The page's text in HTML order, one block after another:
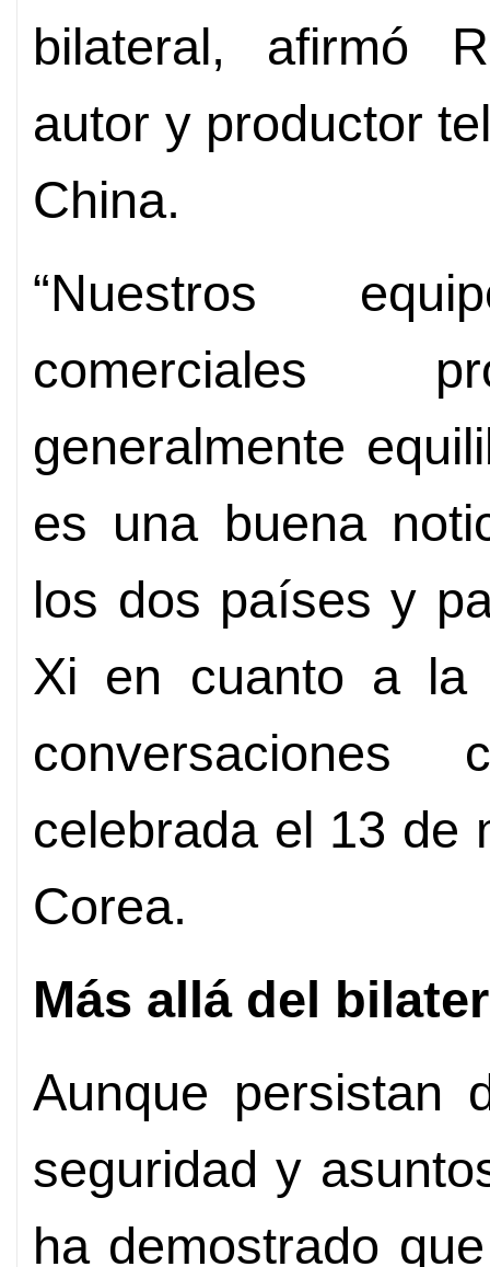
bilateral, afirmó
autor y productor
China.
“Nuestros
comerciales
generalmente
es una buena
los dos países y
Xi en cuanto a la
conversaciones
celebrada el 13 de
Corea.
Más allá del
Aunque persistan
seguridad y
ha demostrado